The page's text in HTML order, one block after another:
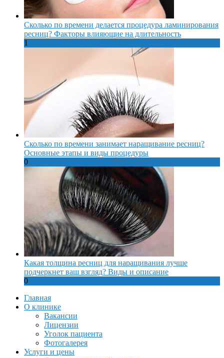
Сколько по времени делается процедура ламинирования
ресниц? Факторы влияющие на длительность
1
Сколько по времени занимает наращивание ресниц?
Основные этапы и виды процедуры
0
Какая толщина ресниц для наращивания лучше
подчеркнет ваш взгляд? Виды и описание
0
Главная
О клинике
Вакансии
Лицензии
Уголок пациента
Фотогалерея
Услуги и цены